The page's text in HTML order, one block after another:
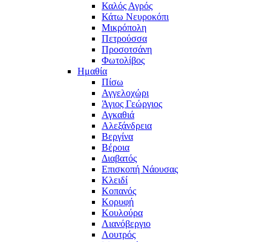
Καλός Αγρός
Κάτω Νευροκόπι
Μικρόπολη
Πετρούσσα
Προσοτσάνη
Φωτολίβος
Ημαθία
Πίσω
Αγγελοχώρι
Άγιος Γεώργιος
Αγκαθιά
Αλεξάνδρεια
Βεργίνα
Βέροια
Διαβατός
Επισκοπή Νάουσας
Κλειδί
Κοπανός
Κορυφή
Κουλούρα
Λιανόβεργιο
Λουτρός